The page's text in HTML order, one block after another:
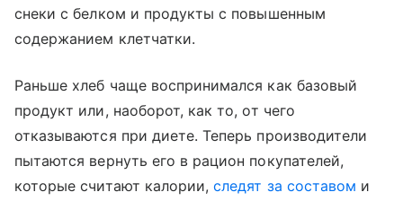
снеки с белком и продукты с повышенным
содержанием клетчатки.
Раньше хлеб чаще воспринимался как базовый
продукт или, наоборот, как то, от чего
отказываются при диете. Теперь производители
пытаются вернуть его в рацион покупателей,
которые считают калории,следят за составом и